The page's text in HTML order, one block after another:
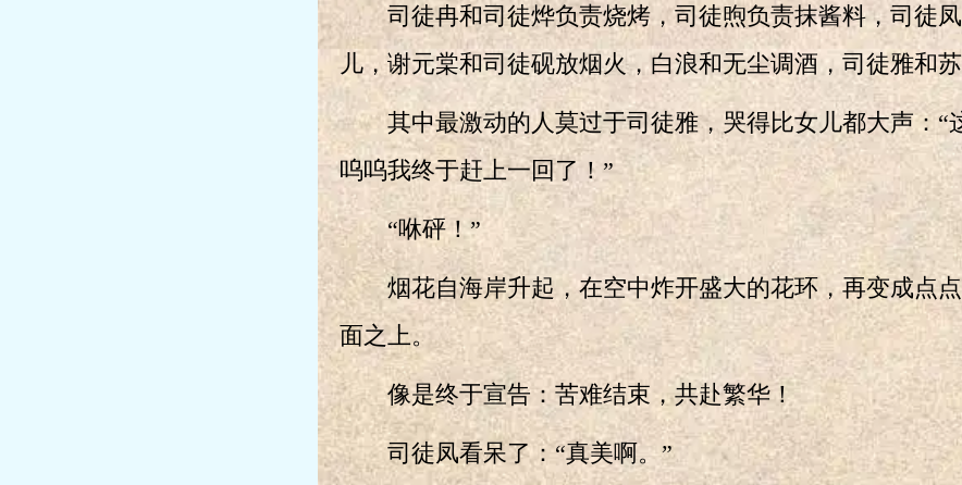
司徒冉和司徒烨负责烧烤，司徒煦负责抹酱料，司徒凤
儿，谢元棠和司徒砚放烟火，白浪和无尘调酒，司徒雅和
其中最激动的人莫过于司徒雅，哭得比女儿都大声：“
呜呜我终于赶上一回了！”
“咻砰！”
烟花自海岸升起，在空中炸开盛大的花环，再变成点点
面之上。
像是终于宣告：苦难结束，共赴繁华！
司徒凤看呆了：“真美啊。”